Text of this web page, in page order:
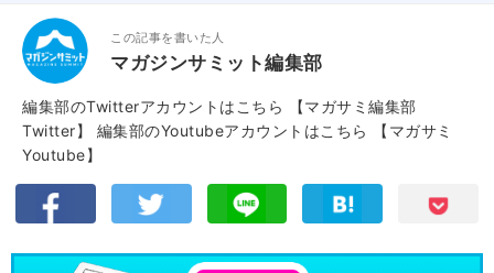
この記事を書いた人
マガジンサミット編集部
編集部のTwitterアカウントはこちら
【マガサミ編集部
Twitter】
編集部のYoutubeアカウントはこちら
【マガサミ
Youtube】